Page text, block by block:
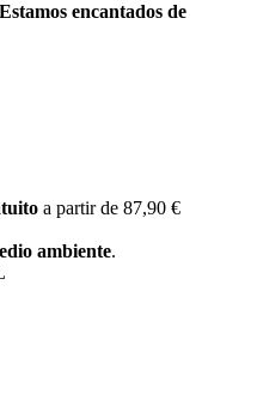
encantados de
a partir de 87,90 €
ambiente.